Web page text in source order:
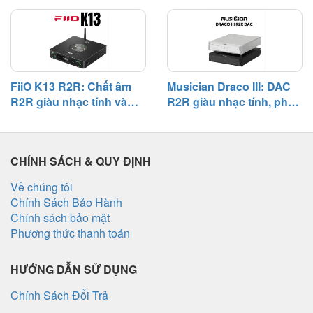
hệ thống phổ thông
độ tĩnh và khả năng phối
FiiO K13 R2R: Chất âm
R2R giàu nhạc tính và
đáng nể
Musician Draco III: DAC
R2R giàu nhạc tính, phối
thống hi-fi
CHÍNH SÁCH & QUY ĐỊNH
Về chúng tôi
Chính Sách Bảo Hành
Chính sách bảo mật
Phương thức thanh toán
HƯỚNG DẪN SỬ DỤNG
Chính Sách Đổi Trả